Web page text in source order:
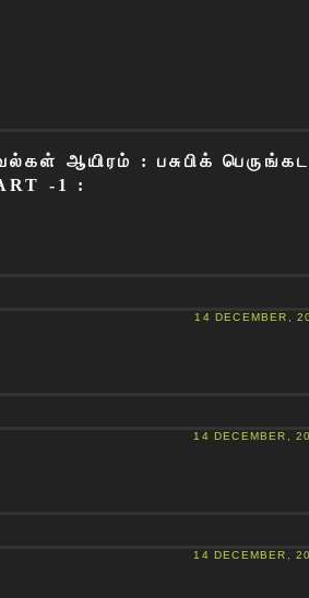
ஆயிரம் : பசுபிக்
-1 :
14 DECEMBER,
14 DECEMBER,
14 DECEMBER,